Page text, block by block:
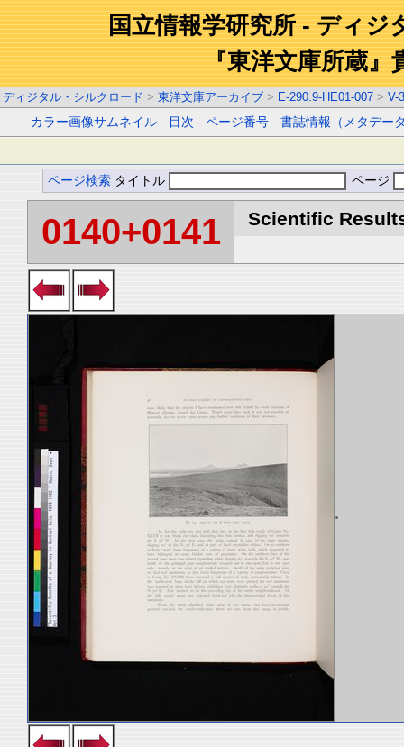
国立情報学研究所 - ディジ
『東洋文庫所蔵』
ディジタル・シルクロード > 東洋文庫アーカイブ > E-290.9-HE01-007 > V-3
カラー画像サムネイル - 目次 -ページ番号 -書誌情報（メタデー
ページ検索 タイトル ページ
0140+0141 Scientific